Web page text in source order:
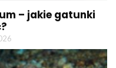
– jakie gatunki